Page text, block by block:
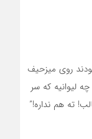
روی میزحیف
لیوانیه که سر
ته هم نداره!”